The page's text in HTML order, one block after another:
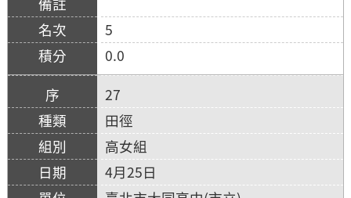
5
0.0
27
田徑
高女組
4月25日